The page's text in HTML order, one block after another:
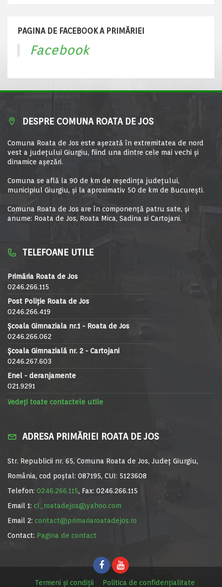
PAGINA DE FACEBOOK A PRIMĂRIEI
Facebook
DESPRE COMUNA ROATA DE JOS
Comuna Roata de Jos este aşezată în extremitatea de nord
vest a judeţului Giurgiu, fiind una dintre cele mai vechi şi
dinamice aşezări.
Comuna se află la 90 de km de reşedinţa judeţului,
municipiul Giurgiu, şi la aproximativ 50 de km de Bucureşti.
Comuna Roata de Jos are în componență patru sate, și
anume: Roata de Jos, Roata Mica, Sadina si Cartojani.
TELEFOANE UTILE
Primăria Roata de Jos
0246.266.115
Post Poliție Roata de Jos
0246.266.419
Școala Gimnaziala nr.1 - Roata de Jos
0246.266.062
Școala Gimnazială nr. 2 - Cartojani
0246.267.603
Enel - deranjamente
021.9291
Vedeți toate contactele utile
ADRESA PRIMĂRIEI ROATA DE JOS
Str. Republicii nr. 65, Comuna Roata de Jos, Județ Giurgiu,
România, cod poștal: 087195, CUI: 5123608
Telefon: 0246.266.115, Fax: 0246.266.115
Email 1: cl_roatadejos@yahoo.com
Email 2: contact@primariaroatadejos.ro
Contact: Pagina de contact
Termeni și condiții Politica de confidențialitate